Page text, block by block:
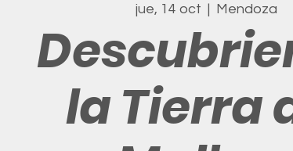
jue, 14 oct
  |
Mendoza
la Tierra